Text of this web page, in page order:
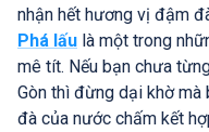
nhận hết hương vị đậm
Phá lấu là một trong
mê tít. Nếu bạn chưa
Gòn thì đừng dại khờ mà
đà của nước chấm kết